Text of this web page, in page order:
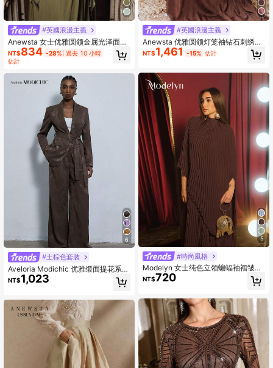
#英國浪漫主義
Anewsta 女士优雅圆领金属光泽面料
长款喇叭裙摆泡泡袖系带袖口装饰连
衣裙，适合情人节、狂欢节、婚礼等
场合的奢华晚礼服
NT$834 -28% 過去 10 小時
估計
6
#土棕色套裝
Aveloria Modichic 优雅缎面提花系带
套装，女士时尚百搭，秋冬必备
NT$1,023
#英國浪漫主義
Anewsta 优雅圆领灯笼袖钻石刺绣腰
部A字连衣裙，适合派对、亮片、婚
礼、春季、夏季、情人节、嘉年华等
NT$1,461 -15% 估計
5
#時尚風格
Modelyn 女士纯色立领蝙蝠袖褶皱宽
松长连衣裙
NT$720